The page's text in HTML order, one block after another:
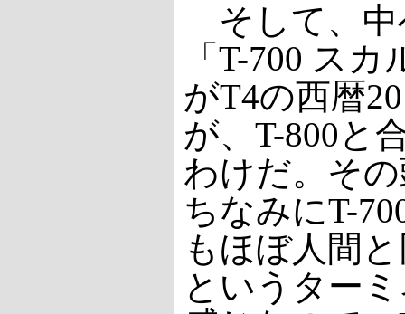
そして、中
「T-700 ス
がT4の西暦
が、T-800と
わけだ。そ
ちなみにT-
もほぼ人間
というター